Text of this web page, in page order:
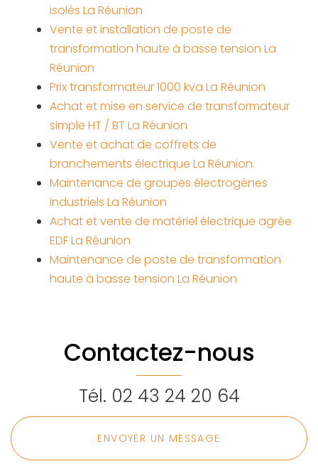
isolés La Réunion
Vente et installation de poste de
transformation haute à basse tension La
Réunion
Prix transformateur 1000 kva La Réunion
Achat et mise en service de transformateur
simple HT / BT La Réunion
Vente et achat de coffrets de
branchements électrique La Réunion
Maintenance de groupes électrogènes
industriels La Réunion
Achat et vente de matériel électrique agrée
EDF La Réunion
Maintenance de poste de transformation
haute à basse tension La Réunion
Contactez-nous
Tél. 02 43 24 20 64
ENVOYER UN MESSAGE